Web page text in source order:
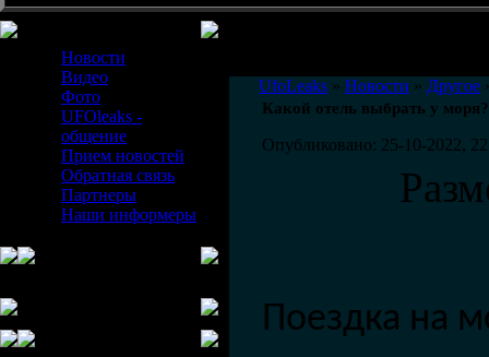
Новости
Видео
Фото
UFOleaks -
общение
Прием новостей
Обратная связь
Партнеры
Наши информеры
UfoLeaks » Новости » Другое
Какой отель выбрать у моря?
Опубликовано: 25-10-2022,
Поездка на